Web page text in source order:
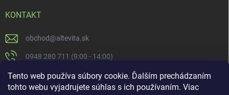
Tento web používa súbory cookie. Ďalším prechádzaním
tohto webu vyjadrujete súhlas s ich používaním. Viac
KONTAKT
obchod@altevita.sk
0948 280 711 (9:00 - 14:00)
Altevita.sk